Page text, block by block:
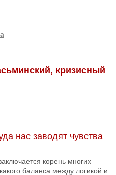
кризисный
нас заводят чувства
корень многих
баланса между логикой и